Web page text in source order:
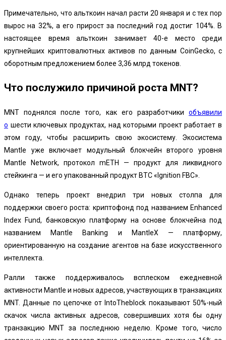
Примечательно, что альткоин начал расти 20 января и с тех пор
вырос на 32%, а его прирост за последний год достиг 104%. В
настоящее время альткоин занимает 40-е место среди
крупнейших криптовалютных активов по данным CoinGecko, с
оборотным предложением более 3,36 млрд токенов.
Что послужило причиной роста MNT?
MNT поднялся после того, как его разработчики объявили
о шести ключевых продуктах, над которыми проект работает в
этом году, чтобы расширить свою экосистему. Экосистема
Mantle уже включает модульный блокчейн второго уровня
Mantle Network, протокол mETH — продукт для ликвидного
стейкинга — и его упакованный продукт BTC «Ignition FBC».
Однако теперь проект внедрил три новых столпа для
поддержки своего роста: криптофонд под названием Enhanced
Index Fund, банковскую платформу на основе блокчейна под
названием Mantle Banking и MantleX — платформу,
ориентированную на создание агентов на базе искусственного
интеллекта.
Ралли также поддерживалось всплеском ежедневной
активности Mantle и новых адресов, участвующих в транзакциях
MNT. Данные по цепочке от IntoTheblock показывают 50%-ный
скачок числа активных адресов, совершивших хотя бы одну
транзакцию MNT за последнюю неделю. Кроме того, число